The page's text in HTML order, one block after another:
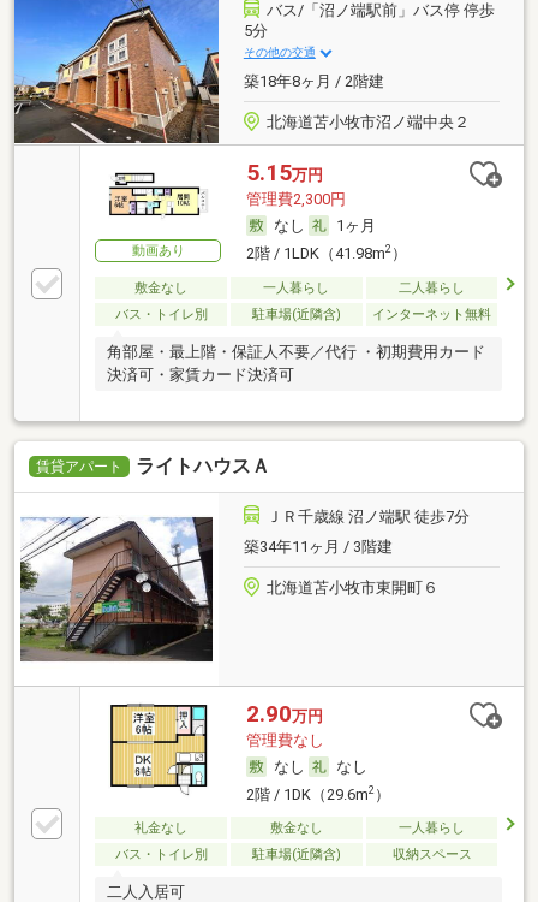
バス/「沼ノ端駅前」バス停 停歩
5分
その他の交通
築18年8ヶ月 / 2階建
北海道苫小牧市沼ノ端中央２
動画あり
5.15万円
管理費2,300円
なし
1ヶ月
2階 / 1LDK（41.98m2）
敷金なし 一人暮らし
二人暮らし
バス・トイレ別
駐車場(近隣含) インターネット無料
角部屋・最上階・保証人不要／代行 ・初期費用カード
決済可・家賃カード決済可
賃貸アパート ライトハウスＡ
ＪＲ千歳線 沼ノ端駅 徒歩7分
築34年11ヶ月 / 3階建
北海道苫小牧市東開町６
2.90万円
管理費なし
なし
なし
2階 / 1DK（29.6m2）
礼金なし 敷金なし
一人暮らし
バス・トイレ別
駐車場(近隣含) 収納スペース
二人入居可